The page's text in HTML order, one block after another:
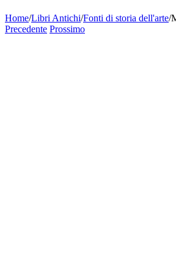
Home/Libri Antichi/Fonti di storia dell'arte/
Precedente Prossimo